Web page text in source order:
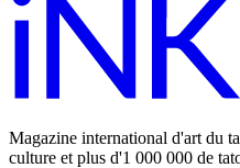
Magazine international d'art du
culture et plus d'1 000 000 de